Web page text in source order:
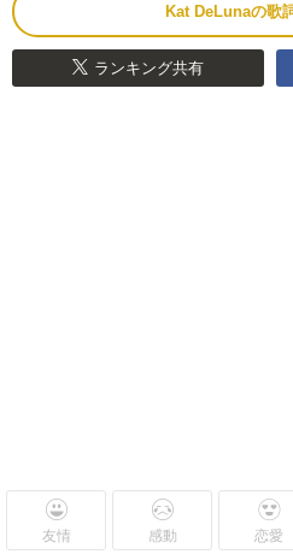
Kat DeLunaの歌
ランキング共有
友情 感動 恋愛